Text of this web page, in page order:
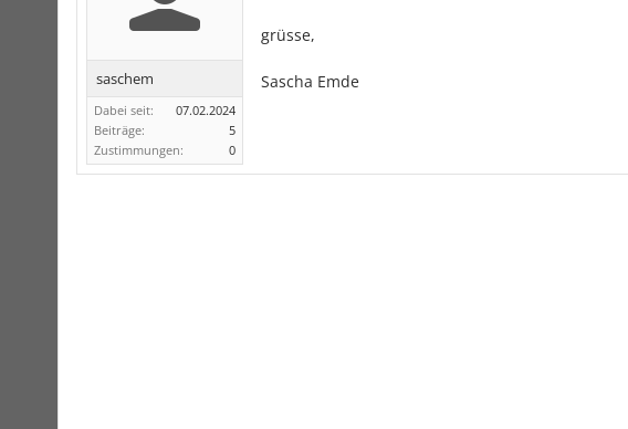
saschem
Dabei seit:
07.02.2024
Beiträge:
5
Zustimmungen:
0
grüsse,
Sascha Emde